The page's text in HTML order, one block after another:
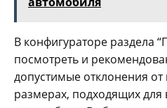
В конфигураторе раздела
посмотреть и
допустимые отклонения от
размерах, подходящих